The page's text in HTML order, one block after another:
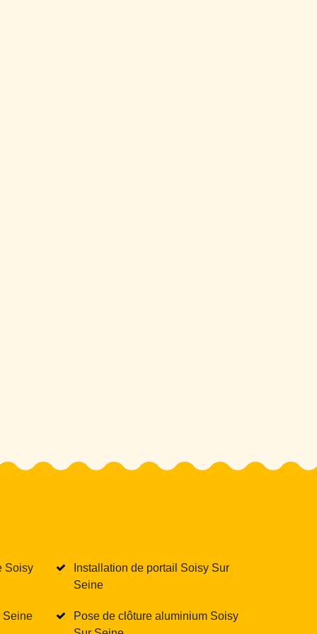
Soisy
Installation de portail Soisy Sur
Seine
Seine
Pose de clôture aluminium Soisy